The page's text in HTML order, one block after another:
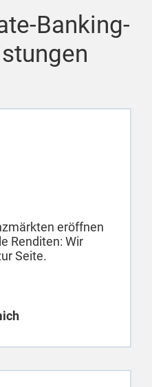
Banking-
eröffnen
Renditen: Wir
Seite.